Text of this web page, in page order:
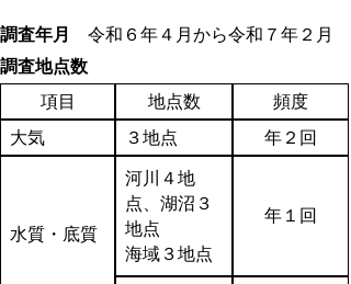
調査年月
令和６年４月から令和７年２月
調査地点数
項目
地点数
頻度
大気
３地点 年２回
水質・底質
河川４地
点、湖沼３
地点
海域３地点
年１回